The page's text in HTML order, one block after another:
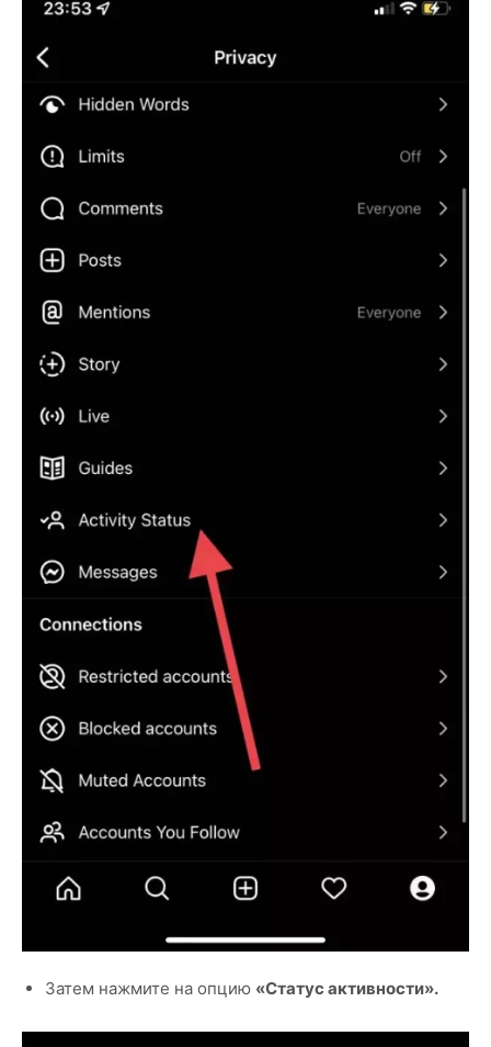
Затем нажмите на опцию «Статус активности».